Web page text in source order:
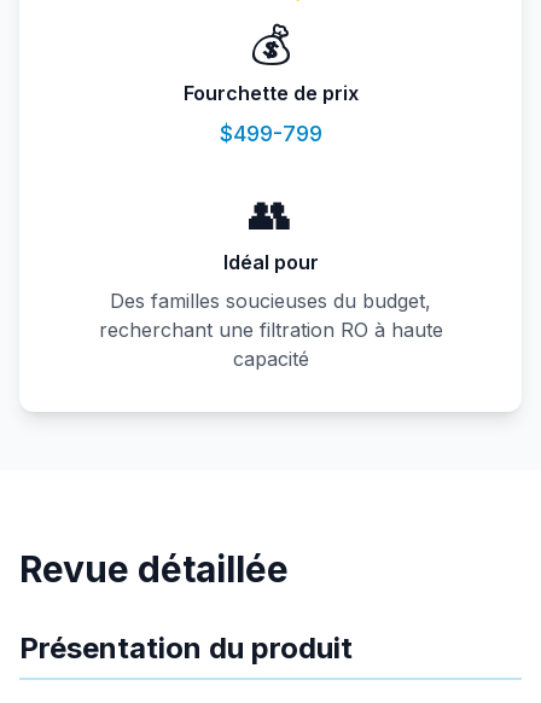
💰
Fourchette de prix
$499-799
👥
Idéal pour
Des familles soucieuses du budget,
recherchant une filtration RO à haute
capacité
Revue détaillée
Présentation du produit